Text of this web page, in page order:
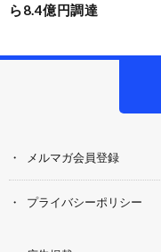
ら8.4億円調達
メルマガ会員登録
プライバシーポリシー